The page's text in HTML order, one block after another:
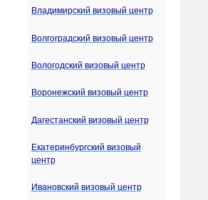
Владимирский визовый центр
Волгоградский визовый центр
Вологодский визовый центр
Воронежский визовый центр
Дагестанский визовый центр
Екатеринбургский визовый
центр
Ивановский визовый центр